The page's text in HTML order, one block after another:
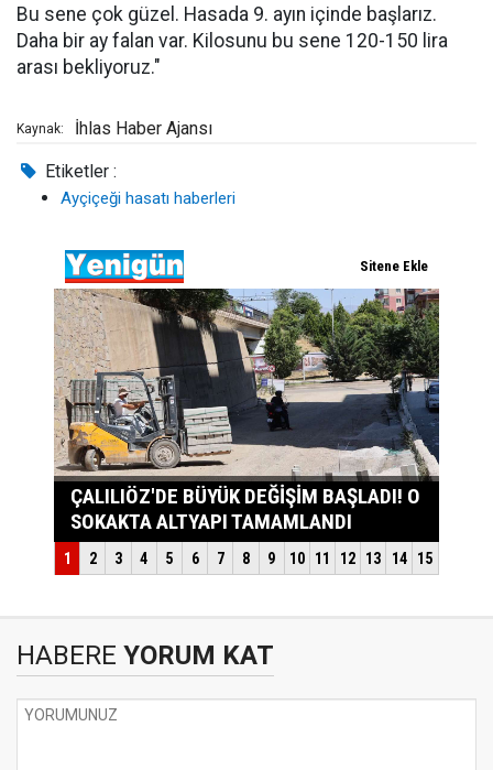
Bu sene çok güzel. Hasada 9. ayın içinde başlarız.
Daha bir ay falan var. Kilosunu bu sene 120-150 lira
arası bekliyoruz."
Kaynak: İhlas Haber Ajansı
Etiketler :
Ayçiçeği hasatı haberleri
HABERE YORUM KAT